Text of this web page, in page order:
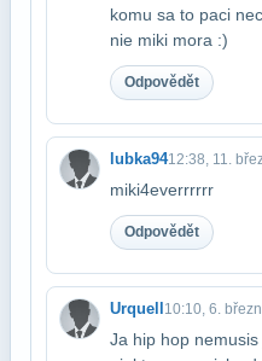
komu sa to paci
nie miki mora :)
Odpovědět
lubka9412:38, 11.
miki4everrrrrr
Odpovědět
Urquell10:10, 6.
Ja hip hop